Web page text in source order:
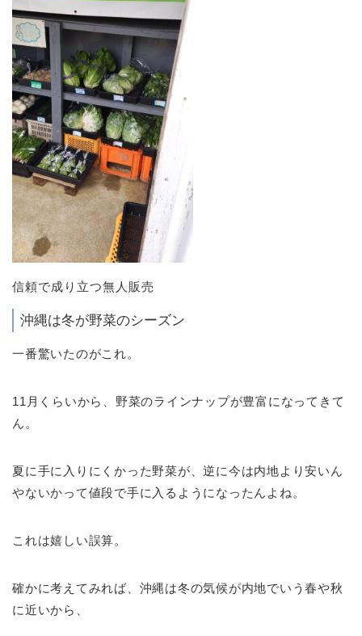
信頼で成り立つ無人販売
沖縄は冬が野菜のシーズン
一番驚いたのがこれ。
11月くらいから、野菜のラインナップが豊富になってきて
ん。
夏に手に入りにくかった野菜が、逆に今は内地より安いん
やないかって値段で手に入るようになったんよね。
これは嬉しい誤算。
確かに考えてみれば、沖縄は冬の気候が内地でいう春や秋
に近いから、